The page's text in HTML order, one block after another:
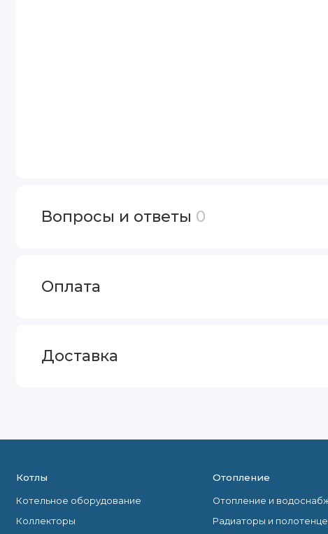
Вопросы и ответы 0
Оплата
Доставка
Котлы
Котельное оборудование
Коллекторы
Отопление
Отопление и
Радиаторы и